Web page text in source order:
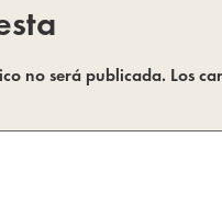
no será publicada. Los